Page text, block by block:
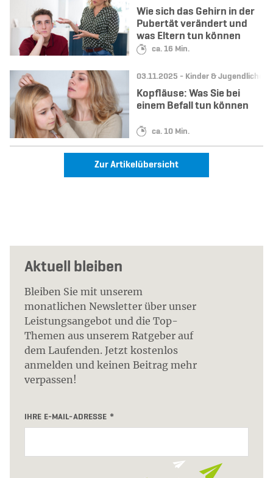
Lesedauer:
ca. 16 Min.
Wie sich das Gehirn in der
Pubertät verändert und
was Eltern tun können
Datum:
03.11.2025 - Kategorie:
Kinder & Jugendliche
Lesedauer:
ca. 10 Min.
Kopfläuse: Was Sie bei
einem Befall tun können
Zur Artikelübersicht
Aktuell bleiben
Bleiben Sie mit unserem
monatlichen Newsletter über unser
Leistungsangebot und die Top-
Themen aus unserem Ratgeber auf
dem Laufenden. Jetzt kostenlos
anmelden und keinen Beitrag mehr
verpassen!
IHRE E-MAIL-ADRESSE